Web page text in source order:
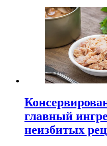
главный
неизбитых